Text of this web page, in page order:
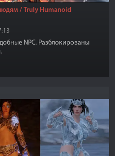
/ Truly Humanoid
NPC. Разблокированы